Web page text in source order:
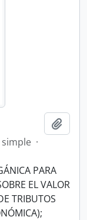
·
PARA
EL VALOR
TRIBUTOS